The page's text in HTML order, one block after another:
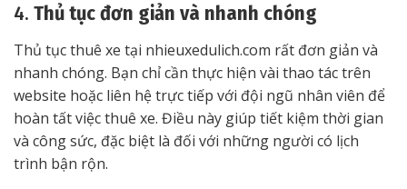
4. Thủ tục đơn giản và nhanh chóng
Thủ tục thuê xe tại nhieuxedulich.com rất đơn giản và
nhanh chóng. Bạn chỉ cần thực hiện vài thao tác trên
website hoặc liên hệ trực tiếp với đội ngũ nhân viên để
hoàn tất việc thuê xe. Điều này giúp tiết kiệm thời gian
và công sức, đặc biệt là đối với những người có lịch
trình bận rộn.